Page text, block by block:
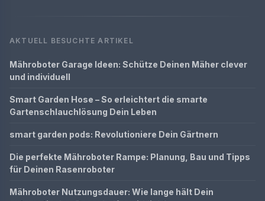
AKTUELL BESUCHTE ARTIKEL
Mähroboter Garage Ideen: Schütze Deinen Mäher clever
und individuell
Smart Garden Hose – So erleichtert die smarte
Gartenschlauchlösung Dein Leben
smart garden pods: Revolutioniere Dein Gärtnern
Die perfekte Mähroboter Rampe: Planung, Bau und Tipps
für Deinen Rasenroboter
Mähroboter Nutzungsdauer: Wie lange hält Dein